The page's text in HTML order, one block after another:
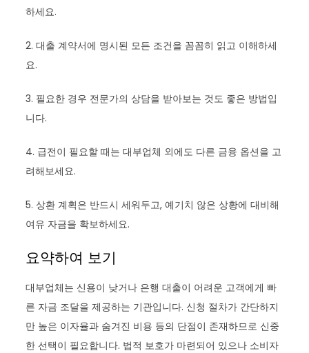
하세요.
2. 대출 계약서에 명시된 모든 조건을 꼼꼼히 읽고 이해하세
요.
3. 필요한 경우 전문가의 상담을 받아보는 것도 좋은 방법입
니다.
4. 급전이 필요할 때는 대부업체 외에도 다른 금융 옵션을 고
려해보세요.
5. 상환 계획은 반드시 세워두고, 예기치 않은 상황에 대비해
여유 자금을 확보하세요.
요약하여 보기
대부업체는 신용이 낮거나 은행 대출이 어려운 고객에게 빠
른 자금 조달을 제공하는 기관입니다. 신청 절차가 간단하지
만 높은 이자율과 숨겨진 비용 등의 단점이 존재하므로 신중
한 선택이 필요합니다. 법적 보호가 마련되어 있으나 소비자